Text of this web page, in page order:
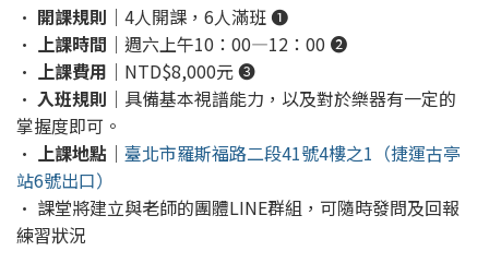
• 開課規則 ｜4人開課，6人滿班 ❶
• 上課時間 ｜週六上午10：00—12：00 ❷
• 上課費用 ｜NTD$8,000元 ❸
• 入班規則 ｜具備基本視譜能力，以及對於樂器有一定的
掌握度即可。
• 上課地點 ｜ 臺北市羅斯福路二段41號4樓之1（捷運古亭
站6號出口）
• 課堂將建立與老師的團體LINE群組，可隨時發問及回報
練習狀況